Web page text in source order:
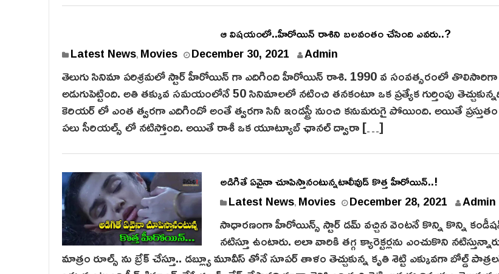
r
3
1
2
0
2
1
ఆ విషయంలో..హీరోయిన్ రాశిని బలవంతం చేసింది ఎవరు..?
Latest News, Movies December 30, 2021
e
c
e
m
b
r
3
0
,
2
0
2
1
Admin
తెలుగు సినిమా పరిశ్రమలో స్టార్ హీరోయిన్ గా ఎదిగింది హీరోయిన్ రాశి. 1990 వ సంవత్సరంలో
అడుగుపెట్టింది. అతి తక్కువ సమయంలోనే 50 సినిమాలలో నటించి తనకంటూ ఒక ప్రత్యేక గుర్తింపు
కెరియర్ లో ఎంత త్వరగా ఎదిగిందో అంతే త్వరగా సినీ ఇండస్ట్రీ నుంచి కనుమరుగై పోయింది. అయితే ప్రస్తుతం
పలు సీరియల్స్ లో నటిస్తోంది. అయితే రాశీ ఒక యూట్యూబ్ ఛానల్ ద్వారా […]
అడిగితే ఏవైనా చూపిస్తానంటున్నటాలీవుడ్ కొత్త హీరోయిన్..!
Latest News, Movies December 28, 2021
e
c
e
m
Admin
సాధారణంగా హీరోయిన్స్ స్టార్ డమ్ వచ్చిన వెంటనే కొన్ని కొన్ని
నటిస్తూ ఉంటారు. అలా వారికి తగ్గ క్యారెక్టర్లను ఎంచుకొని
మాత్రం రూల్స్ ను బ్రేక్ చేస్తూ.. డబ్ల్యూ మూవీస్ తోనే సూపర్ తాళం తెచ్చుకున్న కృతి శెట్టి ఎక్కువగా బోల్డ్